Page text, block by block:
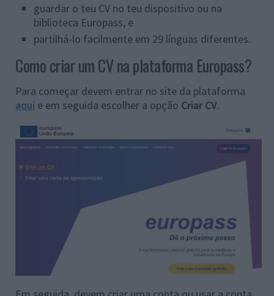
guardar o teu CV no teu dispositivo ou na
biblioteca Europass, e
partilhá-lo facilmente em 29 línguas diferentes.
Como criar um CV na plataforma Europass?
Para começar devem entrar no site da plataforma
aqui e em seguida escolher a opção Criar CV.